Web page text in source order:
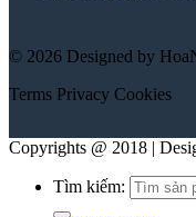
© 2026 Designed by
Terms Privacy Cookies
Copyrights @ 2018 |
Tìm kiếm: